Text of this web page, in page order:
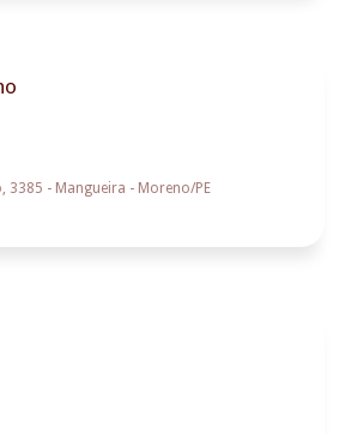
3385 - Mangueira - Moreno/PE